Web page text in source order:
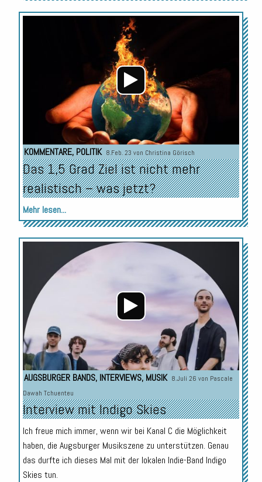
Audio-
Player
KOMMENTARE, POLITIK 8.Feb. 23 von Christina Görisch
Das 1,5 Grad Ziel ist nicht mehr
realistisch – was jetzt?
Mehr lesen...
Audio-
Player
AUGSBURGER BANDS, INTERVIEWS, MUSIK 8.Juli 26 von Pascale
Dawah Tchuenteu
Interview mit Indigo Skies
Ich freue mich immer, wenn wir bei Kanal C die Möglichkeit
haben, die Augsburger Musikszene zu unterstützen. Genau
das durfte ich dieses Mal mit der lokalen Indie-Band Indigo
Skies tun.